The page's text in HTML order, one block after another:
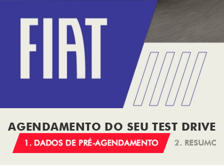
AGENDAMENTO DO SEU TEST DRIVE
1. DADOS DE PRÉ-AGENDAMENTO 2. RESUMO